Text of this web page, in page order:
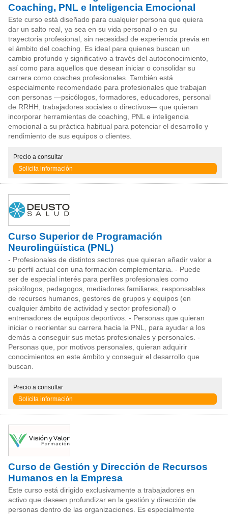
Coaching, PNL e Inteligencia Emocional
Este curso está diseñado para cualquier persona que quiera
dar un salto real, ya sea en su vida personal o en su
trayectoria profesional, sin necesidad de experiencia previa en
el ámbito del coaching. Es ideal para quienes buscan un
cambio profundo y significativo a través del autoconocimiento,
así como para aquellos que desean iniciar o consolidar su
carrera como coaches profesionales. También está
especialmente recomendado para profesionales que trabajan
con personas —psicólogos, formadores, educadores, personal
de RRHH, trabajadores sociales o directivos— que quieran
incorporar herramientas de coaching, PNL e inteligencia
emocional a su práctica habitual para potenciar el desarrollo y
rendimiento de sus equipos o clientes.
Precio a consultar
Solicita información
Curso Superior de Programación
Neurolingüística (PNL)
- Profesionales de distintos sectores que quieran añadir valor a
su perfil actual con una formación complementaria. - Puede
ser de especial interés para perfiles profesionales como
psicólogos, pedagogos, mediadores familiares, responsables
de recursos humanos, gestores de grupos y equipos (en
cualquier ámbito de actividad y sector profesional) o
entrenadores de equipos deportivos. - Personas que quieran
iniciar o reorientar su carrera hacia la PNL, para ayudar a los
demás a conseguir sus metas profesionales y personales. -
Personas que, por motivos personales, quieran adquirir
conocimientos en este ámbito y conseguir el desarrollo que
buscan.
Precio a consultar
Solicita información
Curso de Gestión y Dirección de Recursos
Humanos en la Empresa
Este curso está dirigido exclusivamente a trabajadores en
activo que deseen profundizar en la gestión y dirección de
personas dentro de las organizaciones. Es especialmente